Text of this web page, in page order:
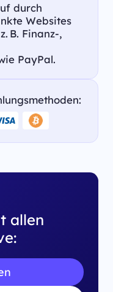
durch
Websites
B. Finanz-,
PayPal.
allen